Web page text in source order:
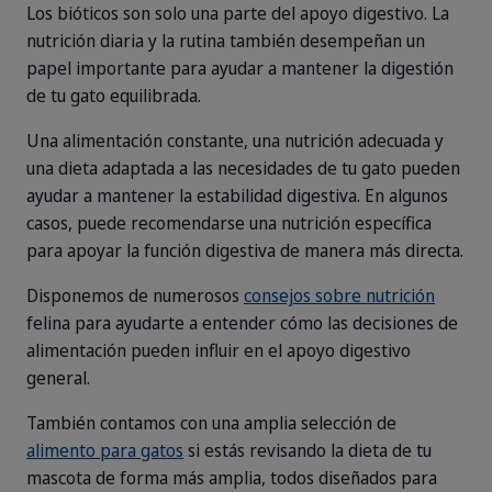
Los bióticos son solo una parte del apoyo digestivo. La
nutrición diaria y la rutina también desempeñan un
papel importante para ayudar a mantener la digestión
de tu gato equilibrada.
Una alimentación constante, una nutrición adecuada y
una dieta adaptada a las necesidades de tu gato pueden
ayudar a mantener la estabilidad digestiva. En algunos
casos, puede recomendarse una nutrición específica
para apoyar la función digestiva de manera más directa.
Disponemos de numerosos consejos sobre nutrición
felina para ayudarte a entender cómo las decisiones de
alimentación pueden influir en el apoyo digestivo
general.
También contamos con una amplia selección de
alimento para gatos si estás revisando la dieta de tu
mascota de forma más amplia, todos diseñados para